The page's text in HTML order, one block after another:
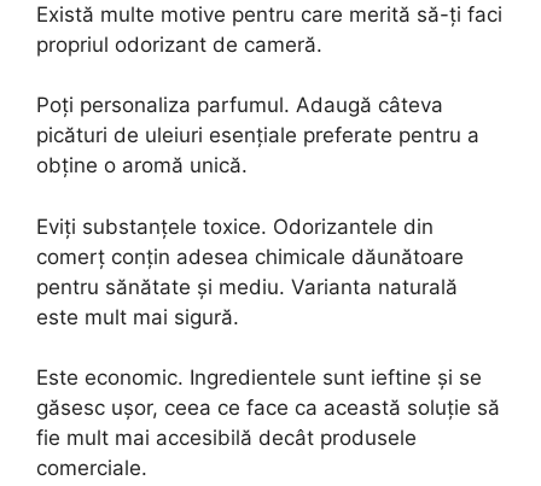
Există multe motive pentru care merită să-ți faci
propriul odorizant de cameră.
Poți personaliza parfumul. Adaugă câteva
picături de uleiuri esențiale preferate pentru a
obține o aromă unică.
Eviți substanțele toxice. Odorizantele din
comerț conțin adesea chimicale dăunătoare
pentru sănătate și mediu. Varianta naturală
este mult mai sigură.
Este economic. Ingredientele sunt ieftine și se
găsesc ușor, ceea ce face ca această soluție să
fie mult mai accesibilă decât produsele
comerciale.